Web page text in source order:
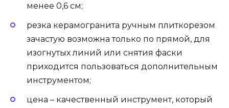
менее 0,6 см;
резка керамогранита ручным плиткорезом
зачастую возможна только по прямой, для
изогнутых линий или снятия фаски
приходится пользоваться дополнительным
инструментом;
цена – качественный инструмент, который